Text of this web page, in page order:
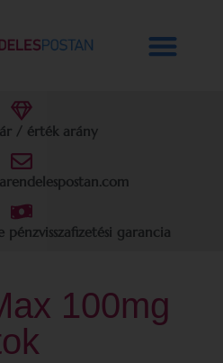
/ érték arány
garancia
100mg